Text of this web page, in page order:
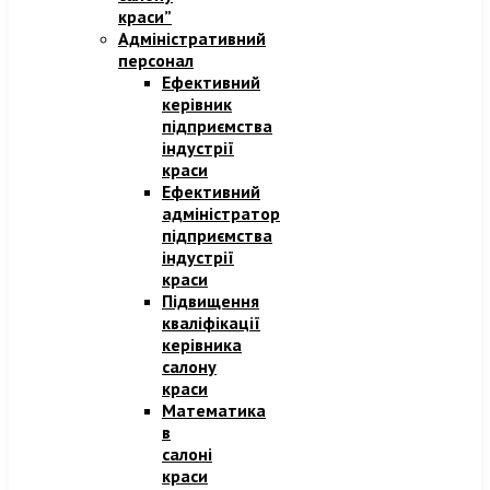
краси”
Адміністративний
персонал
Ефективний
керівник
підприємства
індустрії
краси
Ефективний
адміністратор
підприємства
індустрії
краси​
Підвищення
кваліфікації
керівника
салону
краси
Математика
в
салоні
краси